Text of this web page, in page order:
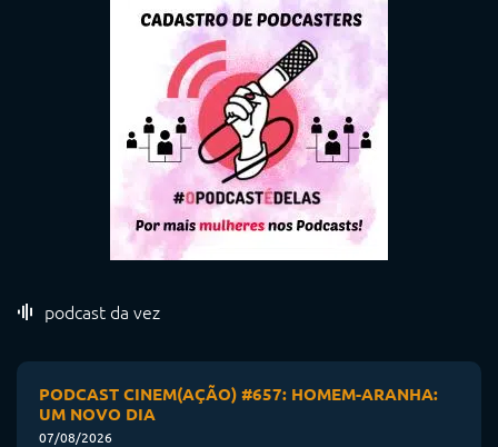
podcast da vez
PODCAST CINEM(AÇÃO) #657: HOMEM-ARANHA:
UM NOVO DIA
07/08/2026